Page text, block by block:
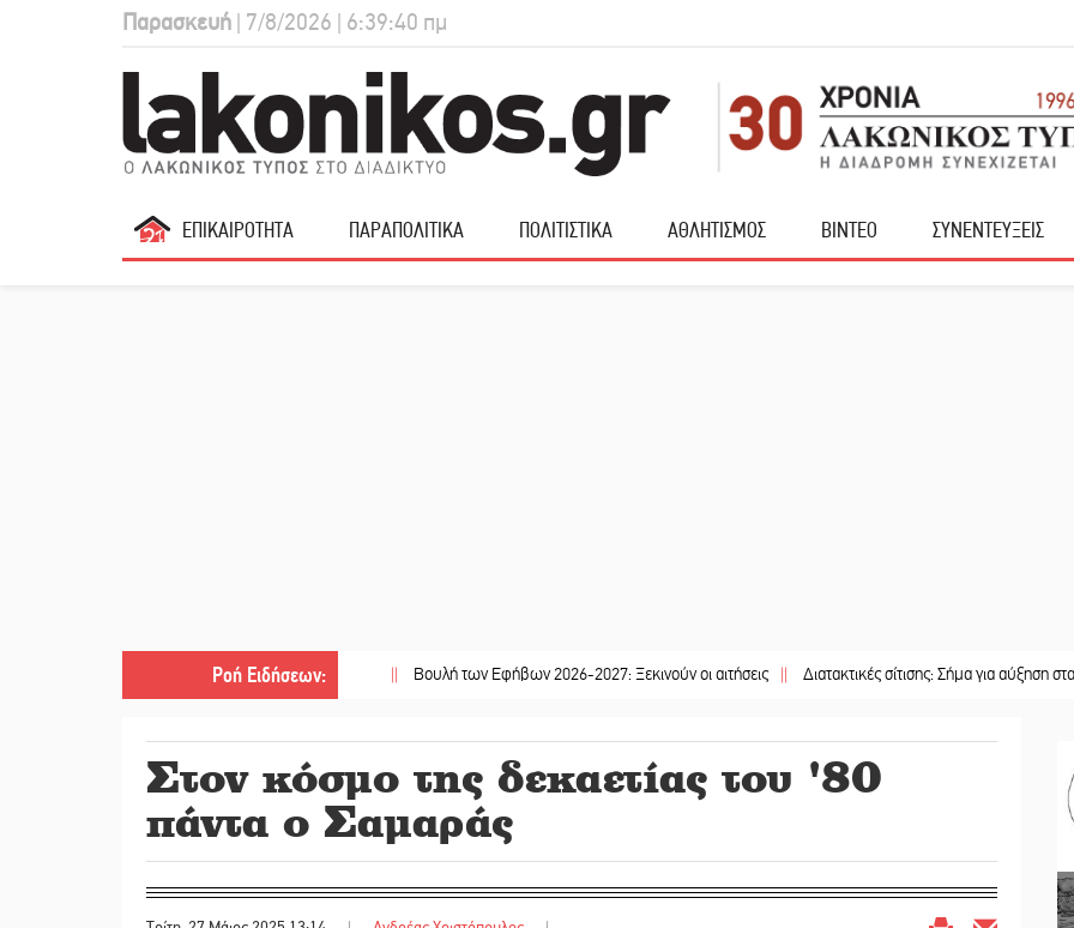
Παρασκευή | 7/8/2026 | 6:39:41 πμ
ΕΠΙΚΑΙΡΟΤΗΤΑ ΠΑΡΑΠΟΛΙΤΙΚΑ ΠΟΛΙΤΙΣΤΙΚΑ ΑΘΛΗΤΙΣΜΟΣ ΒΙΝΤΕΟ ΣΥΝΕΝΤΕΥΞΕΙΣ
Ροή Ειδήσεων:
|| Βουλή των Εφήβων 2026-2027: Ξεκινούν οι αιτήσεις || Διατακτικές σίτισης: Σήμα για αύξηση στα 10 ευρώ
Στον κόσμο της δεκαετίας του '80
πάντα ο Σαμαράς